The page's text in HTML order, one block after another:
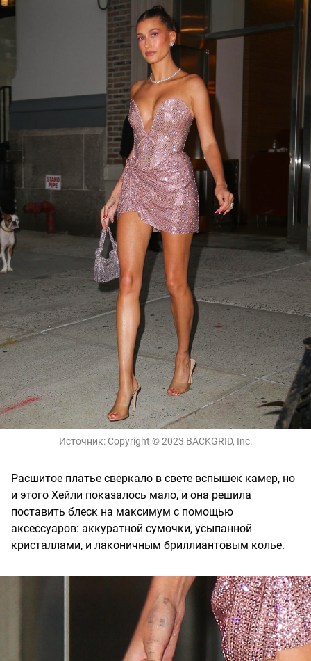
Источник: Copyright © 2023 BACKGRID, Inc.
Расшитое платье сверкало в свете вспышек камер, но
и этого Хейли показалось мало, и она решила
поставить блеск на максимум с помощью
аксессуаров: аккуратной сумочки, усыпанной
кристаллами, и лаконичным бриллиантовым колье.